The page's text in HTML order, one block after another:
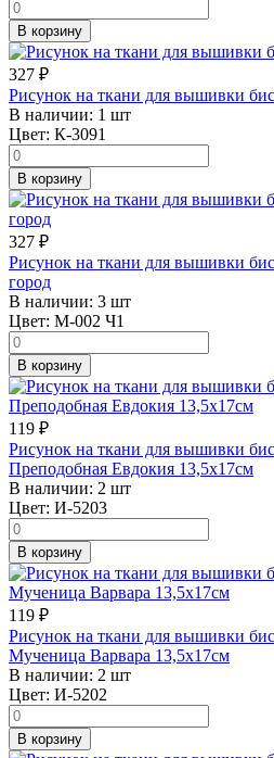
В корзину
327 ₽
Рисунок на ткани для вышивки
В наличии: 1 шт
Цвет: К-3091
В корзину
327 ₽
Рисунок на ткани для вышивки
город
В наличии: 3 шт
Цвет: М-002 Ч1
В корзину
119 ₽
Рисунок на ткани для вышивки
Преподобная Евдокия 13,5х17см
В наличии: 2 шт
Цвет: И-5203
В корзину
119 ₽
Рисунок на ткани для вышивки
Мученица Варвара 13,5х17см
В наличии: 2 шт
Цвет: И-5202
В корзину